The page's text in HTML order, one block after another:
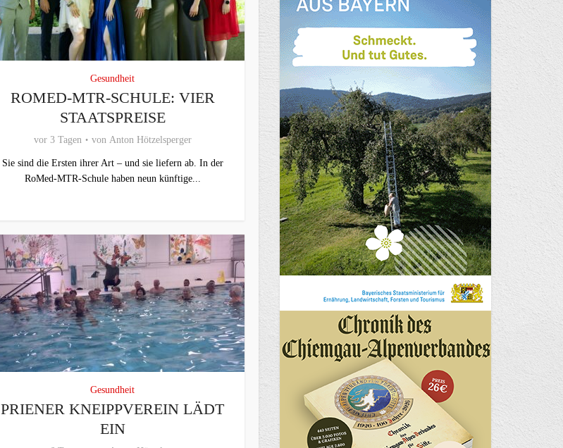
Gesundheit
ROMED-MTR-SCHULE: VIER
STAATSPREISE
vor 3 Tagen von Anton Hötzelsperger
Sie sind die Ersten ihrer Art – und sie liefern ab. In der
RoMed-MTR-Schule haben neun künftige...
Gesundheit
PRIENER KNEIPPVEREIN LÄDT
EIN